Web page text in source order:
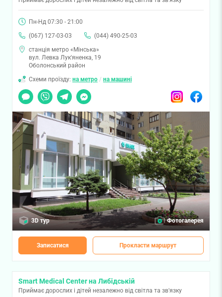
Пн-Нд 07:30 - 21:00
(067) 127-03-03
(044) 490-25-03
станція метро «Мінська»
вул. Левка Лук'яненка, 19
Оболонський район
Схеми проїзду: на метро / на машині
Чат
Viber TelegramMessenger InstagramFacebook
3D тур Фотогалерея
Записатися Прокласти маршрут
Smart Medical Center на Либідській
Приймає дорослих і дітей незалежно від світла та зв'язку